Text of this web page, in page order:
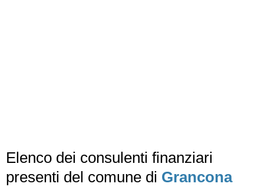
Elenco dei consulenti finanziari
presenti del comune di Grancona